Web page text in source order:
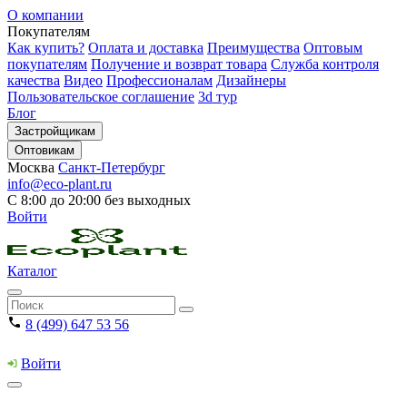
О компании
Покупателям
Как купить? Оплата и доставка Преимущества Оптовым
покупателям Получение и возврат товара Служба контроля
качества Видео Профессионалам Дизайнеры
Пользовательское соглашение 3d тур
Блог
Застройщикам
Оптовикам
Москва Санкт-Петербург
info@eco-plant.ru
С 8:00 до 20:00 без выходных
Войти
Каталог
8 (499) 647 53 56
Войти